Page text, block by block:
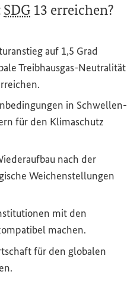
SDG 13 erreichen?
auf 1,5 Grad
Treibhausgas-Neutralität
in Schwellen-
für den Klimaschutz
nach der
Weichenstellungen
mit den
machen.
für den globalen